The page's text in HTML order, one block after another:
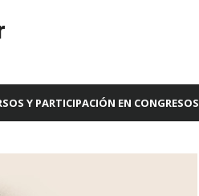
Y PARTICIPACIÓN EN CONGRESOS